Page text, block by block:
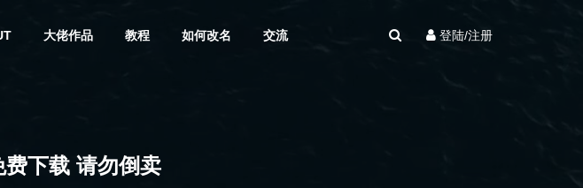
大佬作品 教程 如何改名 交流 登陆/注册
下载 请勿倒卖